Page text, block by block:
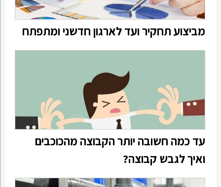
מביצוע תחקיר ועד לארגון חדשני ומתפתח
עד כמה חשובה יותר הקבוצה מהכוכבים
ואיך לגבש קבוצה?